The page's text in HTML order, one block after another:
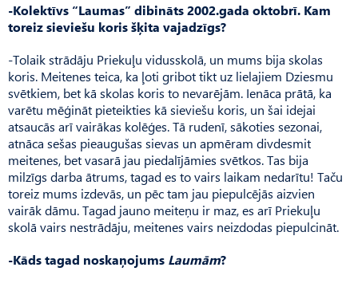
-Kolektīvs “Laumas” dibināts 2002.gada oktobrī. Kam
toreiz sieviešu koris šķita vajadzīgs?
-Tolaik strādāju Priekuļu vidusskolā, un mums bija skolas
koris. Meitenes teica, ka ļoti gribot tikt uz lielajiem Dziesmu
svētkiem, bet kā skolas koris to nevarējām. Ienāca prātā, ka
varētu mēģināt pieteikties kā sieviešu koris, un šai idejai
atsaucās arī vairākas kolēģes. Tā rudenī, sākoties sezonai,
atnā­ca sešas pieaugušas sievas un apmēram divdesmit
meitenes, bet vasarā jau piedalījāmies svētkos. Tas bija
milzīgs darba ātrums, tagad es to vairs laikam nedarītu! Taču
toreiz mums izdevās, un pēc tam jau piepulcējās aizvien
vairāk dāmu. Tagad jauno meiteņu ir maz, es arī Priekuļu
skolā vairs nestrādāju, meitenes vairs neizdodas piepulcināt.
-Kāds tagad noskaņojums Laumām?